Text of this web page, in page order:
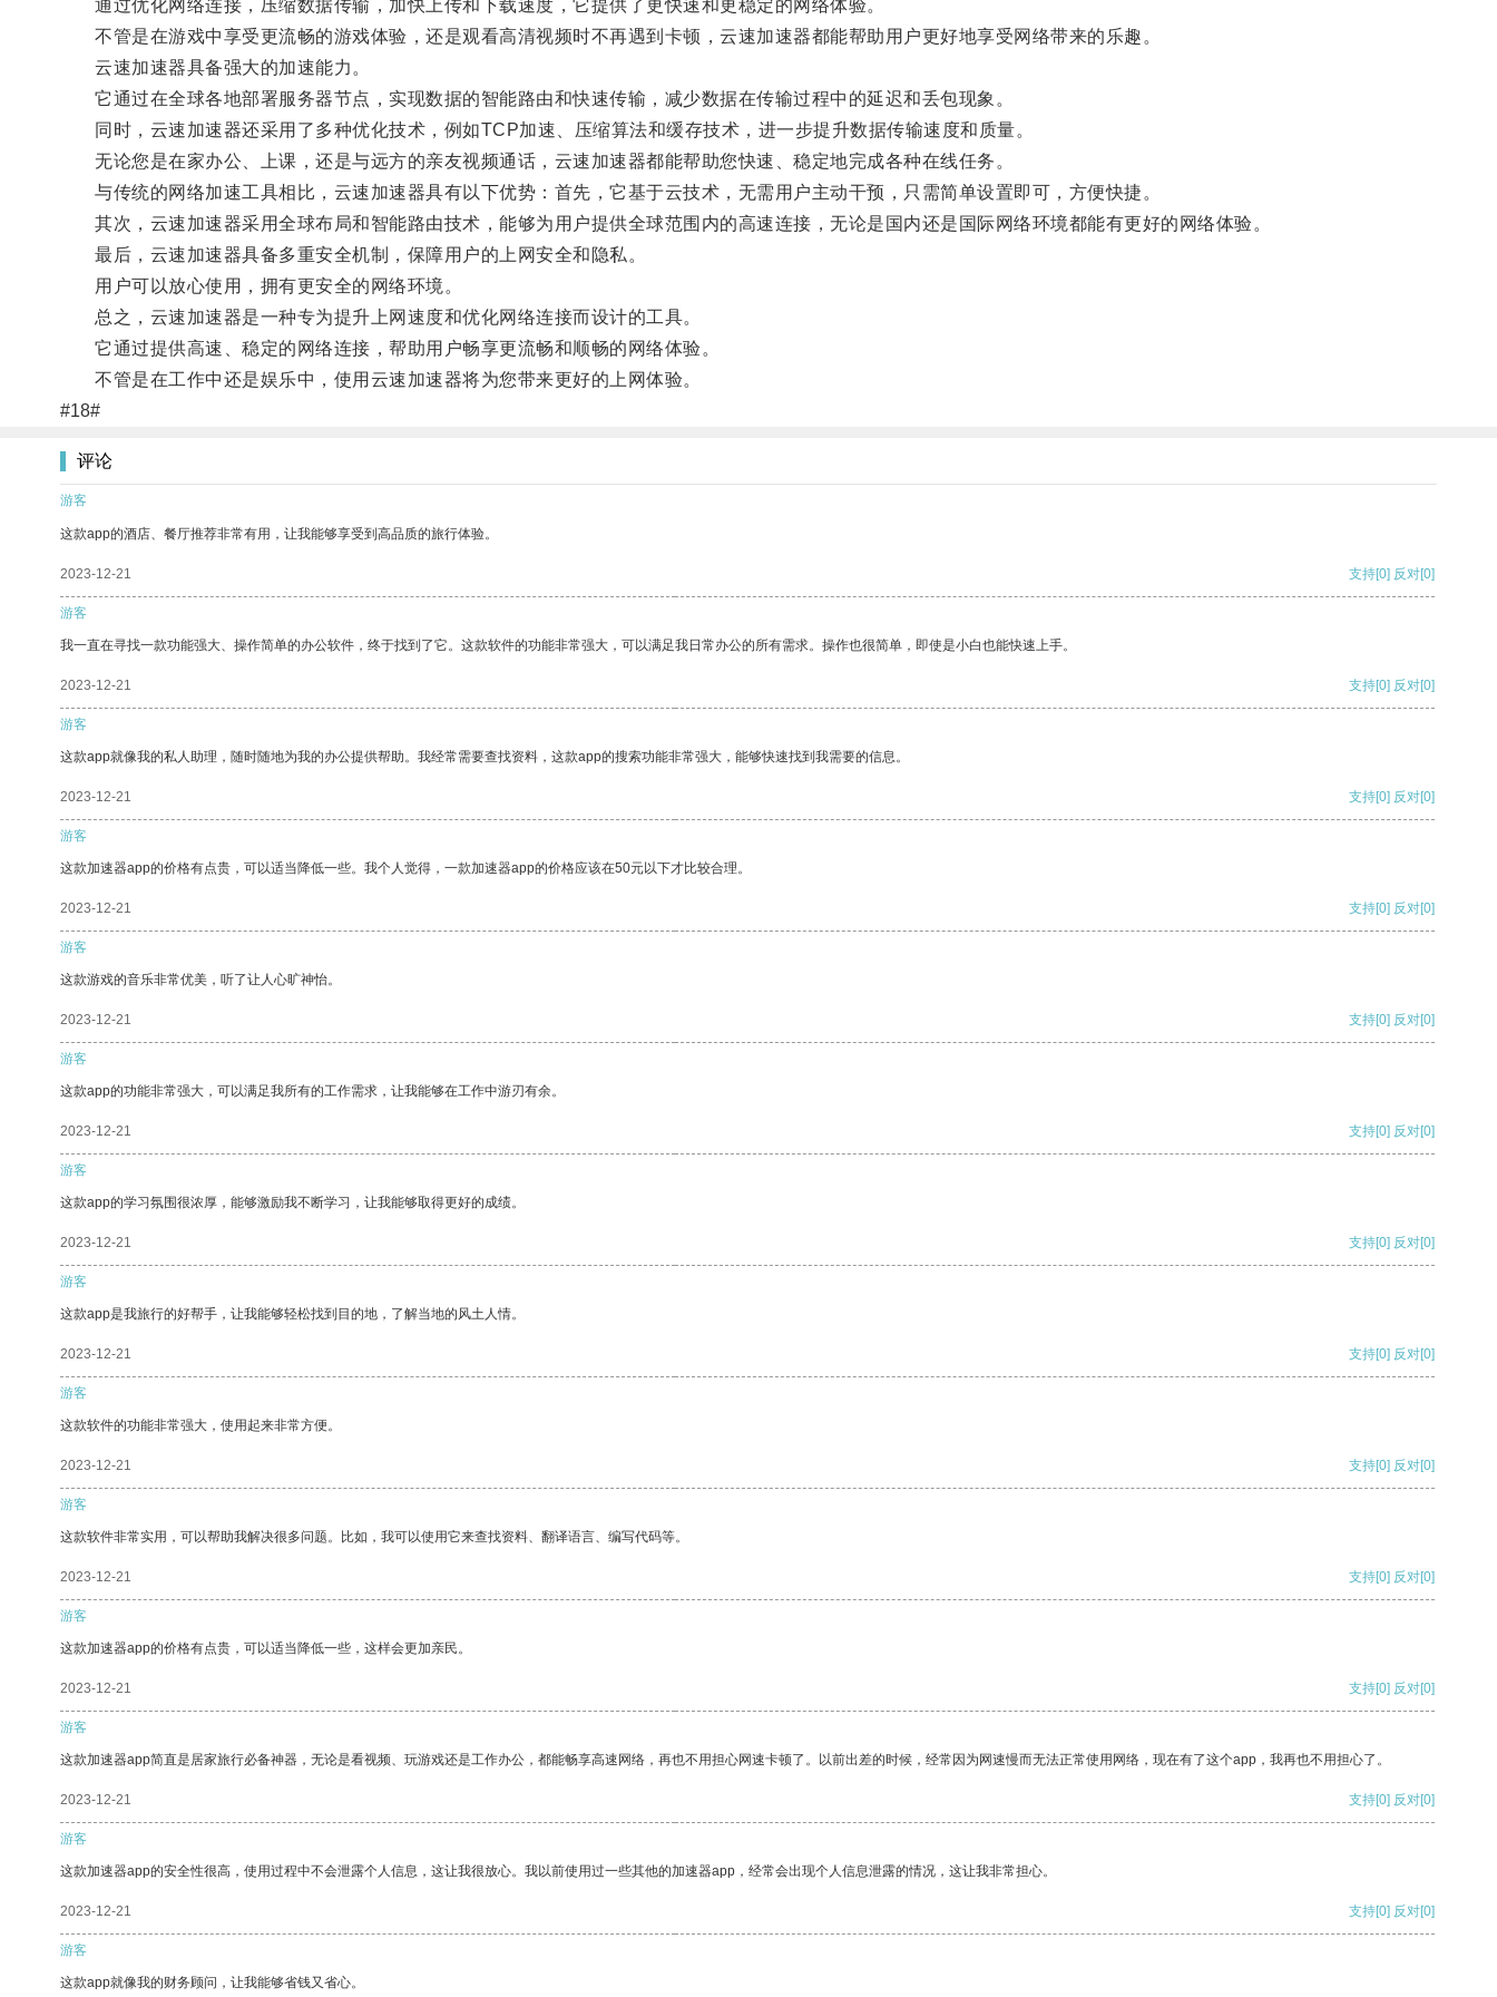
通过优化网络连接，压缩数据传输，加快上传和下载速度，它提供了更快速和更稳定的网络体验。
不管是在游戏中享受更流畅的游戏体验，还是观看高清视频时不再遇到卡顿，云速加速器都能帮助用户更好地享受网络带来的乐趣。
云速加速器具备强大的加速能力。
它通过在全球各地部署服务器节点，实现数据的智能路由和快速传输，减少数据在传输过程中的延迟和丢包现象。
同时，云速加速器还采用了多种优化技术，例如TCP加速、压缩算法和缓存技术，进一步提升数据传输速度和质量。
无论您是在家办公、上课，还是与远方的亲友视频通话，云速加速器都能帮助您快速、稳定地完成各种在线任务。
与传统的网络加速工具相比，云速加速器具有以下优势：首先，它基于云技术，无需用户主动干预，只需简单设置即可，方便快捷。
其次，云速加速器采用全球布局和智能路由技术，能够为用户提供全球范围内的高速连接，无论是国内还是国际网络环境都能有更好的网络体验。
最后，云速加速器具备多重安全机制，保障用户的上网安全和隐私。
用户可以放心使用，拥有更安全的网络环境。
总之，云速加速器是一种专为提升上网速度和优化网络连接而设计的工具。
它通过提供高速、稳定的网络连接，帮助用户畅享更流畅和顺畅的网络体验。
不管是在工作中还是娱乐中，使用云速加速器将为您带来更好的上网体验。
#18#
评论
游客
这款app的酒店、餐厅推荐非常有用，让我能够享受到高品质的旅行体验。
2023-12-21 支持[0] 反对[0]
游客
我一直在寻找一款功能强大、操作简单的办公软件，终于找到了它。这款软件的功能非常强大，可以满足我日常办公的所有需求。操作也很简单，即使是小白也能快速上手。
2023-12-21 支持[0] 反对[0]
游客
这款app就像我的私人助理，随时随地为我的办公提供帮助。我经常需要查找资料，这款app的搜索功能非常强大，能够快速找到我需要的信息。
2023-12-21 支持[0] 反对[0]
游客
这款加速器app的价格有点贵，可以适当降低一些。我个人觉得，一款加速器app的价格应该在50元以下才比较合理。
2023-12-21 支持[0] 反对[0]
游客
这款游戏的音乐非常优美，听了让人心旷神怡。
2023-12-21 支持[0] 反对[0]
游客
这款app的功能非常强大，可以满足我所有的工作需求，让我能够在工作中游刃有余。
2023-12-21 支持[0] 反对[0]
游客
这款app的学习氛围很浓厚，能够激励我不断学习，让我能够取得更好的成绩。
2023-12-21 支持[0] 反对[0]
游客
这款app是我旅行的好帮手，让我能够轻松找到目的地，了解当地的风土人情。
2023-12-21 支持[0] 反对[0]
游客
这款软件的功能非常强大，使用起来非常方便。
2023-12-21 支持[0] 反对[0]
游客
这款软件非常实用，可以帮助我解决很多问题。比如，我可以使用它来查找资料、翻译语言、编写代码等。
2023-12-21 支持[0] 反对[0]
游客
这款加速器app的价格有点贵，可以适当降低一些，这样会更加亲民。
2023-12-21 支持[0] 反对[0]
游客
这款加速器app简直是居家旅行必备神器，无论是看视频、玩游戏还是工作办公，都能畅享高速网络，再也不用担心网速卡顿了。以前出差的时候，经常因为网速慢而无法正常使用网络，现在有了这个app，我再也不用担心了。
2023-12-21 支持[0] 反对[0]
游客
这款加速器app的安全性很高，使用过程中不会泄露个人信息，这让我很放心。我以前使用过一些其他的加速器app，经常会出现个人信息泄露的情况，这让我非常担心。
2023-12-21 支持[0] 反对[0]
游客
这款app就像我的财务顾问，让我能够省钱又省心。